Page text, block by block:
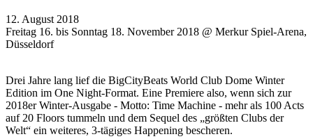
12. August 2018
Freitag 16. bis Sonntag 18. November 2018 @ Merkur Spiel-Arena,
Düsseldorf
Drei Jahre lang lief die BigCityBeats World Club Dome Winter
Edition im One Night-Format. Eine Premiere also, wenn sich zur
2018er Winter-Ausgabe - Motto: Time Machine - mehr als 100 Acts
auf 20 Floors tummeln und dem Sequel des „größten Clubs der
Welt“ ein weiteres, 3-tägiges Happening bescheren.